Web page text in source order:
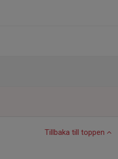
Tillbaka till toppen